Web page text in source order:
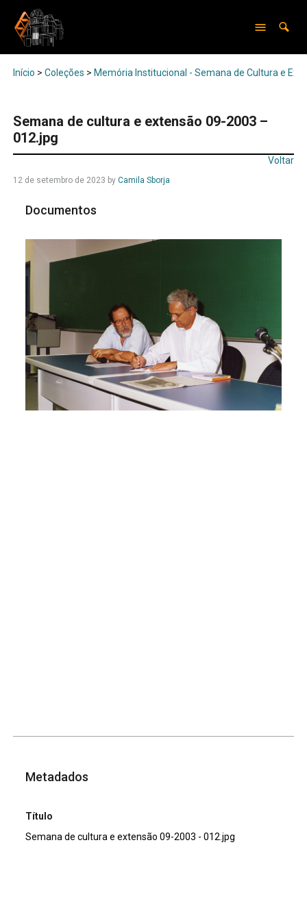
Início > Coleções > Memória Institucional - Semana de Cultura e
Semana de cultura e extensão 09-2003 –
012.jpg
Voltar
12 de setembro de 2023 by Camila Sborja
Documentos
Metadados
Título
Semana de cultura e extensão 09-2003 - 012.jpg